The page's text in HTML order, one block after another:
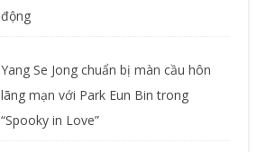
động
Yang Se Jong chuẩn bị màn cầu hôn
lãng mạn với Park Eun Bin trong
“Spooky in Love”